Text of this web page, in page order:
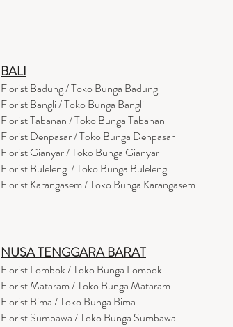
BALI
Florist Badung / Toko Bunga Badung
Florist Bangli / Toko Bunga Bangli
FloristTabanan/ Toko Bunga Tabanan
Florist Denpasar / Toko Bunga Denpasar
Florist Gianyar / Toko Bunga Gianyar
Florist Buleleng / Toko Bunga Buleleng
Florist Karangasem / Toko Bunga Karangasem
NUSA TENGGARA BARAT
Florist Lombok / Toko Bunga Lombok
FloristMataram/ Toko Bunga Mataram
Florist Bima / Toko Bunga Bima
Florist Sumbawa / Toko Bunga Sumbawa